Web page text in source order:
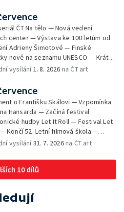
ČT Na tělo — Nová vedení
center — Výstava ke 100 letům od
Adrieny Šimotové — Finské
nově na seznamu UNESCO — Krátké
z kultury — Začíná Jiráskův Hronov —
vysílání1. 8. 2026 na ČT art
o Františku Skálovi — Vzpomínka
Hansarda — Začíná festival
hudby Let It Roll — Festival Let
Končí 52. Letní filmová škola —
zprávy z kultury — Rekonstrukce
vysílání31. 7. 2026na ČT art
10 dílů